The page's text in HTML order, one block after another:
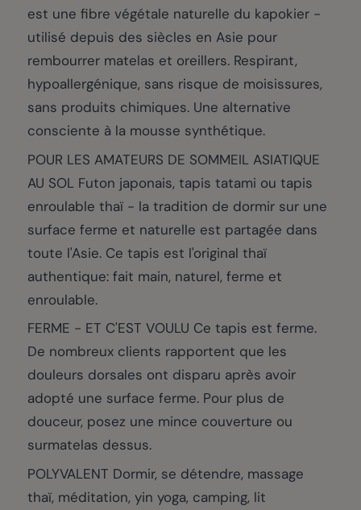
est une fibre végétale naturelle du kapokier -
utilisé depuis des siècles en Asie pour
rembourrer matelas et oreillers. Respirant,
hypoallergénique, sans risque de moisissures,
sans produits chimiques. Une alternative
consciente à la mousse synthétique.
POUR LES AMATEURS DE SOMMEIL ASIATIQUE
AU SOL Futon japonais, tapis tatami ou tapis
enroulable thaï - la tradition de dormir sur une
surface ferme et naturelle est partagée dans
toute l'Asie. Ce tapis est l'original thaï
authentique: fait main, naturel, ferme et
enroulable.
FERME - ET C'EST VOULU Ce tapis est ferme.
De nombreux clients rapportent que les
douleurs dorsales ont disparu après avoir
adopté une surface ferme. Pour plus de
douceur, posez une mince couverture ou
surmatelas dessus.
POLYVALENT Dormir, se détendre, massage
thaï, méditation, yin yoga, camping, lit